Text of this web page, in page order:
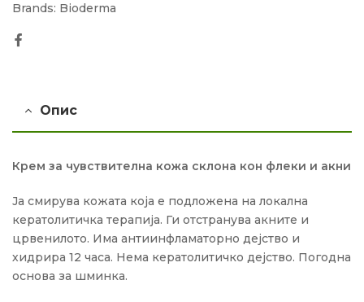
Brands: Bioderma
Опис
Крем за чувствителна кожа склона кон флеки и акни
Ја смирува кожата која е подложена на локална
кератолитичка терапија. Ги отстранува акните и
црвенилото. Има антиинфламаторно дејство и
хидрира 12 часа. Нема кератолитичко дејство. Погодна
основа за шминка.